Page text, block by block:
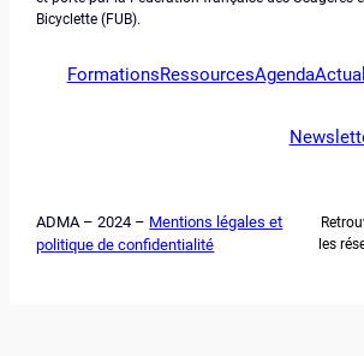
Bicyclette (FUB).
FormationsRessourcesAgenda
ADMA – 2024 – Mentions légales et
politique de confidentialité
les